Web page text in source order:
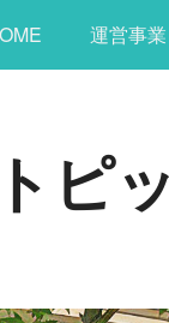
運営事業
ピ